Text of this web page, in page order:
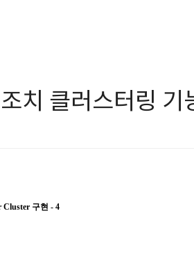
치 클러스터링 기
Cluster 구현 - 4